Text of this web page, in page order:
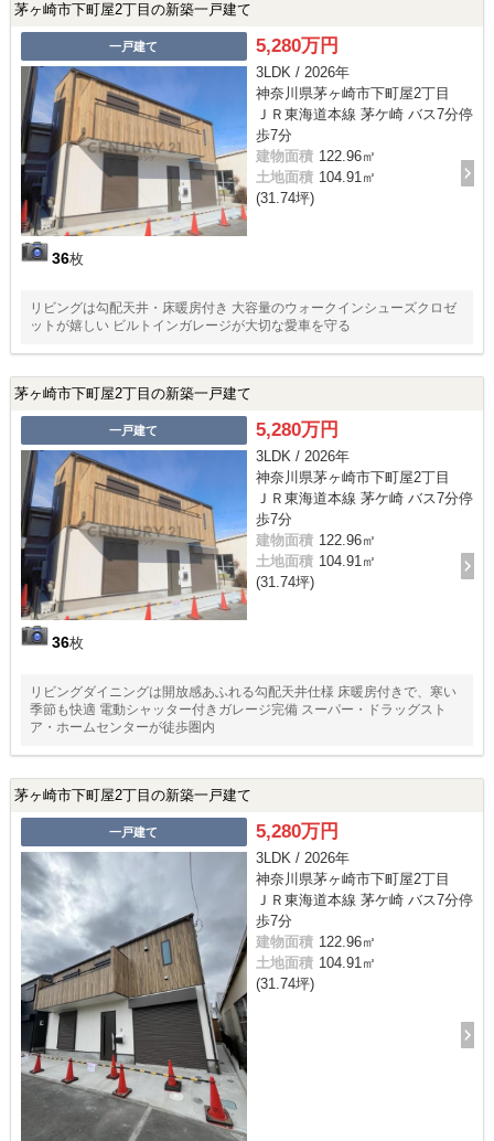
茅ヶ崎市下町屋2丁目の新築一戸建て
一戸建て
36枚
5,280万円
3LDK / 2026年
神奈川県茅ヶ崎市下町屋2丁目
ＪＲ東海道本線 茅ケ崎 バス7分停
歩7分
建物面積 122.96㎡
土地面積 104.91㎡
(31.74坪)
リビングは勾配天井・床暖房付き 大容量のウォークインシューズクロゼ
ットが嬉しい ビルトインガレージが大切な愛車を守る
茅ヶ崎市下町屋2丁目の新築一戸建て
一戸建て
36枚
5,280万円
3LDK / 2026年
神奈川県茅ヶ崎市下町屋2丁目
ＪＲ東海道本線 茅ケ崎 バス7分停
歩7分
建物面積 122.96㎡
土地面積 104.91㎡
(31.74坪)
リビングダイニングは開放感あふれる勾配天井仕様 床暖房付きで、寒い
季節も快適 電動シャッター付きガレージ完備 スーパー・ドラッグスト
ア・ホームセンターが徒歩圏内
茅ヶ崎市下町屋2丁目の新築一戸建て
一戸建て 5,280万円
3LDK / 2026年
神奈川県茅ヶ崎市下町屋2丁目
ＪＲ東海道本線 茅ケ崎 バス7分停
歩7分
建物面積 122.96㎡
土地面積 104.91㎡
(31.74坪)